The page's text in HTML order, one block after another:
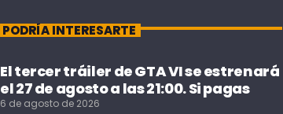
PODRÍA INTERESARTE
El tercer tráiler de GTA VI se estrenará
el 27 de agosto a las 21:00. Si pagas
6 de agosto de 2026